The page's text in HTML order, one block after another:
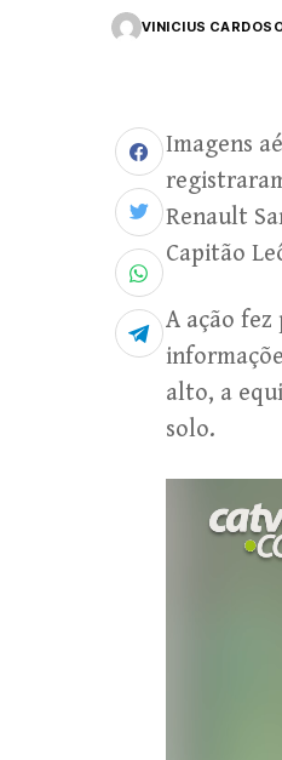
VINICIUS
Imagens
Renault
Capitão
A ação
alto, a
solo.